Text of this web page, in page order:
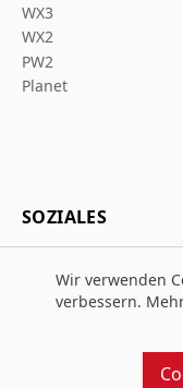
WX3
WX2
PW2
Planet
SOZIALES
Entworfen und
Wir verwenden
verbessern.